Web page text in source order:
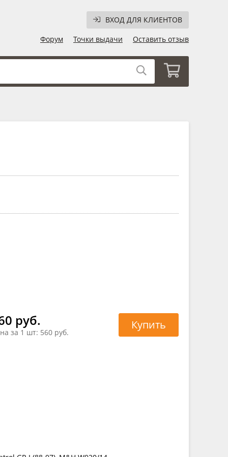
ВХОД ДЛЯ КЛИЕНТОВ
Форум
Точки выдачи Оставить отзыв
руб.
за 1 шт: 560 руб.
Купить